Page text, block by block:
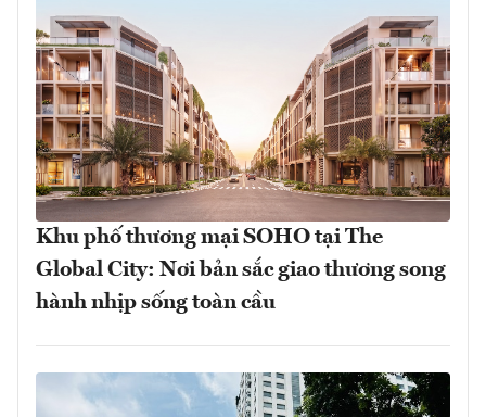
Khu phố thương mại SOHO tại The
Global City: Nơi bản sắc giao thương song
hành nhịp sống toàn cầu